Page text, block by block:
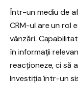
Într-un mediu de
CRM-ul are un rol
vânzări.
în informații
reacționeze, ci să
Investiția într-un